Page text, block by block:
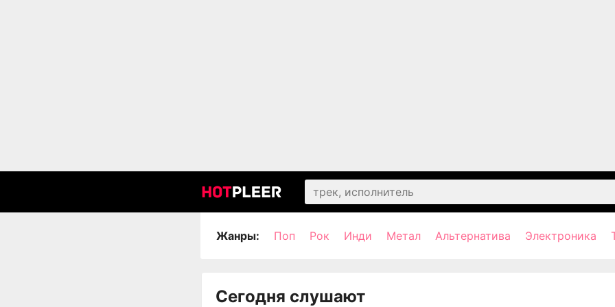
Жанры: Поп Рок Инди Метал Альтернатива Электроника
Сегодня слушают